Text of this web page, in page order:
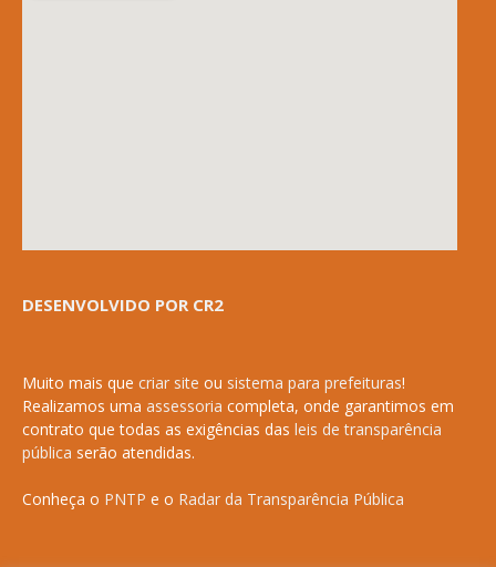
DESENVOLVIDO POR CR2
Muito mais que criar site ou sistema para prefeituras!
Realizamos uma assessoria completa, onde garantimos em
contrato que todas as exigências das leis de transparência
pública serão atendidas.
Conheça o PNTP e o Radar da Transparência Pública